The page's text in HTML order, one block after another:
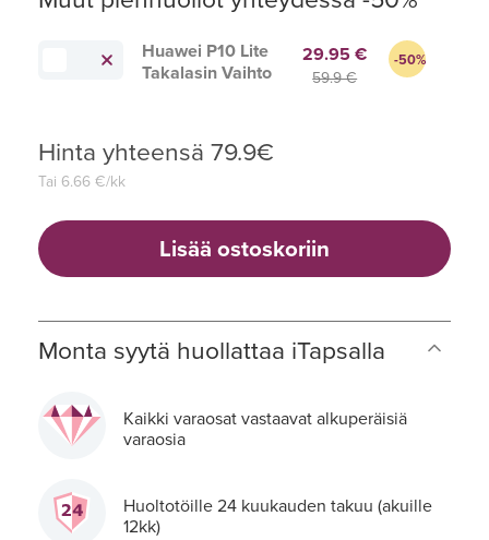
Huawei P10 Lite
Takalasin Vaihto
29.95 €
59.9 €
-50%
Hinta yhteensä 79.9€
Tai 6.66 €/kk
Lisää ostoskoriin
Monta syytä huollattaa iTapsalla
Kaikki varaosat vastaavat alkuperäisiä
varaosia
Huoltotöille 24 kuukauden takuu (akuille
12kk)